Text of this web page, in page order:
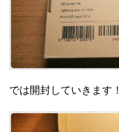
では開封していきます！